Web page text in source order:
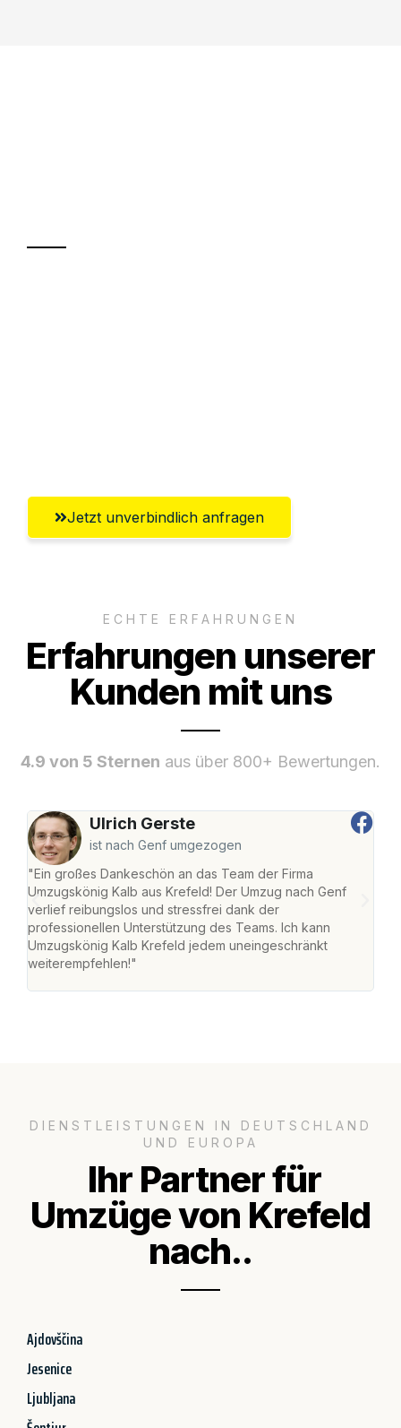
Jetzt unverbindlich anfragen
ECHTE ERFAHRUNGEN
Erfahrungen unserer
Kunden mit uns
4.9 von 5 Sternen aus über 800+ Bewertungen.
Ulrich Gerste
ist nach Genf umgezogen
"Ein großes Dankeschön an das Team der Firma
Umzugskönig Kalb aus Krefeld! Der Umzug nach Genf
verlief reibungslos und stressfrei dank der
professionellen Unterstützung des Teams. Ich kann
Umzugskönig Kalb Krefeld jedem uneingeschränkt
weiterempfehlen!"
DIENSTLEISTUNGEN IN DEUTSCHLAND
UND EUROPA
Ihr Partner für
Umzüge von Krefeld
nach..
Ajdovščina
Jesenice
Ljubljana